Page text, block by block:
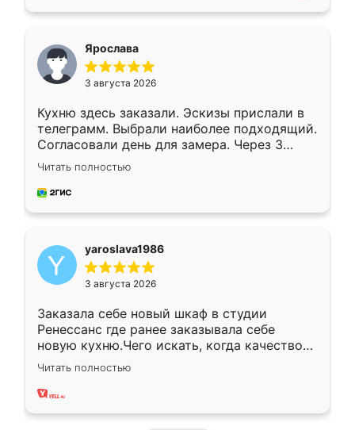
Ярослава
3 августа 2026
Кухню здесь заказали. Эскизы прислали в
телеграмм. Выбрали наиболее подходящий.
Согласовали день для замера. Через 3
недели кухня была уже готова. Остались
довольны работой. Спасибо Ренессанс
мебель за качественную работу!
Читать полностью
yaroslava1986
3 августа 2026
Заказала себе новый шкаф в студии
Ренессанс где ранее заказывала себе
новую кухню.Чего искать, когда качеством
вполне довольна. Служит кухня уже почти
два года, нареканий нет.
Читать полностью